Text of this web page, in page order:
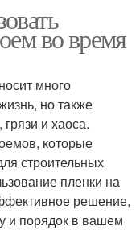
во время
много
но также
и хаоса.
которые
строительных
пленки на
решение,
и порядок в вашем